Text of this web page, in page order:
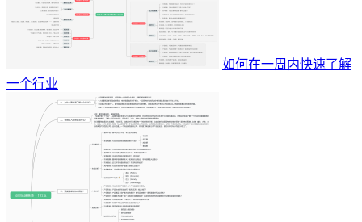
如何在一周内快速了解
一个行业